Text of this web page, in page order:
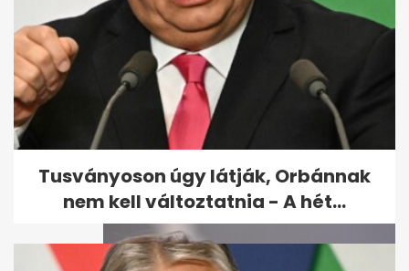
Kiderült, mikor állhat fel a
Vagyonvisszaszerzési Hivatal
- A hét...
Tusványoson úgy látják, Orbánnak
nem kell változtatnia - A hét...